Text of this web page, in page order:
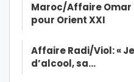
Maroc/Affaire Omar
pour Orient XXI
Affaire Radi/Viol: «
d’alcool, sa…